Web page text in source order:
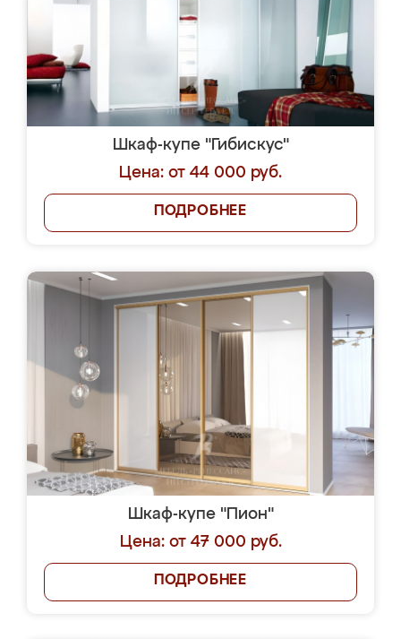
Шкаф-купе "Гибискус"
Цена: от 44 000 руб.
ПОДРОБНЕЕ
Шкаф-купе "Пион"
Цена: от 47 000 руб.
ПОДРОБНЕЕ